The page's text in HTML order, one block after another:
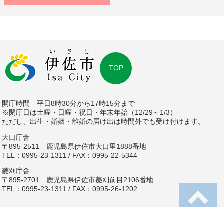
TOP
開庁時間 平日8時30分から17時15分まで
※閉庁日は土曜・日曜・祝日・年末年始（12/29～1/3）
ただし、出生・婚姻・離婚の届け出は時間外でも受け付けます。
大口庁舎
〒895-2511 鹿児島県伊佐市大口里1888番地
TEL：0995-23-1311 / FAX：0995-22-5344
菱刈庁舎
〒895-2701 鹿児島県伊佐市菱刈前目2106番地
TEL：0995-23-1311 / FAX：0995-26-1202